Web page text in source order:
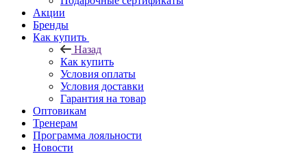
Акции
Бренды
Как купить
Назад
Как купить
Условия оплаты
Условия доставки
Гарантия на товар
Оптовикам
Тренерам
Программа лояльности
Новости